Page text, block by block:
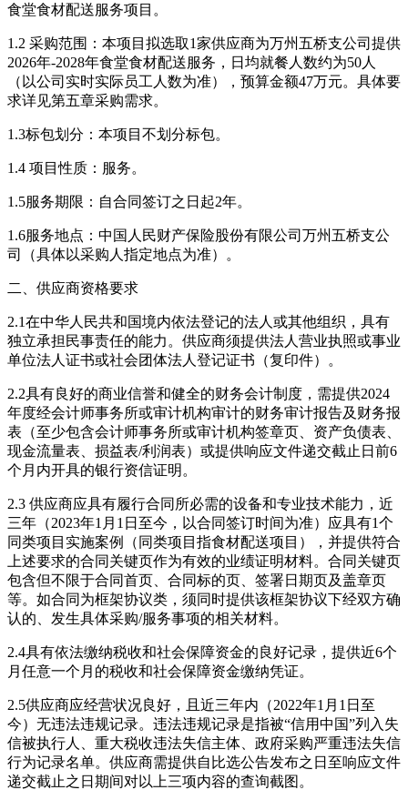
食堂食材配送服务项目。
1.2 采购范围：本项目拟选取1家供应商为万州五桥支公司提供
2026年-2028年食堂食材配送服务，日均就餐人数约为50人
（以公司实时实际员工人数为准），预算金额47万元。具体要
求详见第五章采购需求。
1.3标包划分：本项目不划分标包。
1.4 项目性质：服务。
1.5服务期限：自合同签订之日起2年。
1.6服务地点：中国人民财产保险股份有限公司万州五桥支公
司（具体以采购人指定地点为准）。
二、供应商资格要求
2.1在中华人民共和国境内依法登记的法人或其他组织，具有
独立承担民事责任的能力。供应商须提供法人营业执照或事业
单位法人证书或社会团体法人登记证书（复印件）。
2.2具有良好的商业信誉和健全的财务会计制度，需提供2024
年度经会计师事务所或审计机构审计的财务审计报告及财务报
表（至少包含会计师事务所或审计机构签章页、资产负债表、
现金流量表、损益表/利润表）或提供响应文件递交截止日前6
个月内开具的银行资信证明。
2.3 供应商应具有履行合同所必需的设备和专业技术能力，近
三年（2023年1月1日至今，以合同签订时间为准）应具有1个
同类项目实施案例（同类项目指食材配送项目），并提供符合
上述要求的合同关键页作为有效的业绩证明材料。合同关键页
包含但不限于合同首页、合同标的页、签署日期页及盖章页
等。如合同为框架协议类，须同时提供该框架协议下经双方确
认的、发生具体采购/服务事项的相关材料。
2.4具有依法缴纳税收和社会保障资金的良好记录，提供近6个
月任意一个月的税收和社会保障资金缴纳凭证。
2.5供应商应经营状况良好，且近三年内（2022年1月1日至
今）无违法违规记录。违法违规记录是指被“信用中国”列入失
信被执行人、重大税收违法失信主体、政府采购严重违法失信
行为记录名单。供应商需提供自比选公告发布之日至响应文件
递交截止之日期间对以上三项内容的查询截图。